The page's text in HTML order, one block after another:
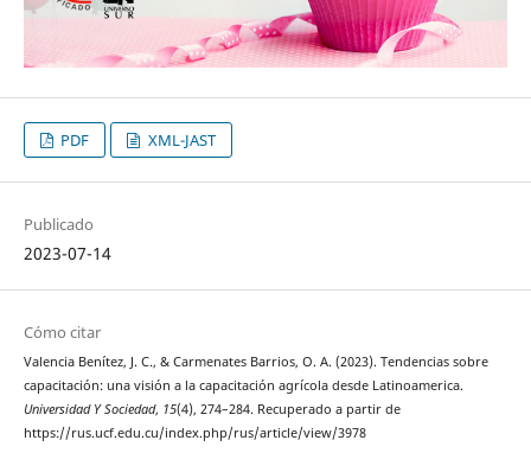
PDF XML-JAST
Publicado
2023-07-14
Cómo citar
Valencia Benítez, J. C., & Carmenates Barrios, O. A. (2023). Tendencias sobre
capacitación: una visión a la capacitación agrícola desde Latinoamerica.
Universidad Y Sociedad, 15(4), 274–284. Recuperado a partir de
https://rus.ucf.edu.cu/index.php/rus/article/view/3978